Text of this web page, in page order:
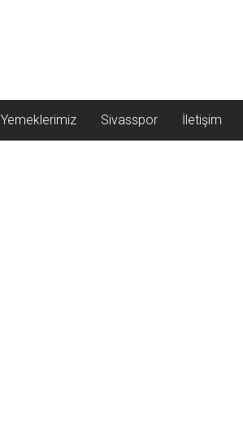
Yemeklerimiz Sivasspor İletişim